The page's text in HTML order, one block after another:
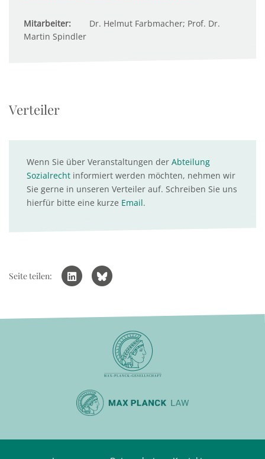
Mitarbeiter:
Dr. Helmut Farbmacher; Prof. Dr.
Martin Spindler
Verteiler
Wenn Sie über Veranstaltungen der Abteilung
Sozialrecht informiert werden möchten, nehmen wir
Sie gerne in unseren Verteiler auf. Schreiben Sie uns
hierfür bitte eine kurze Email.
Seite teilen: